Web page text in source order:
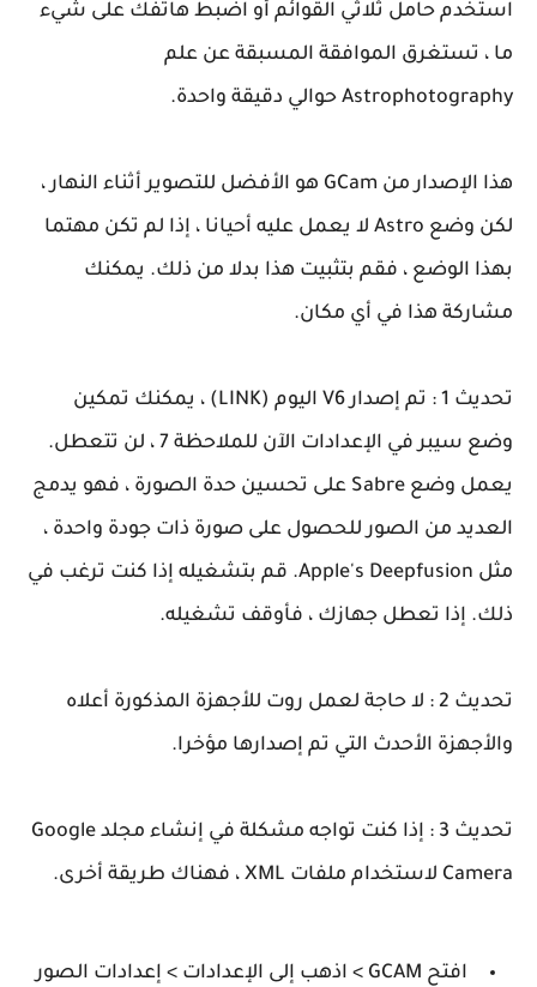
استخدم حامل ثلاثي القوائم أو اضبط هاتفك على شيء
ما ، تستغرق الموافقة المسبقة عن علم
Astrophotography حوالي دقيقة واحدة.
هذا الإصدار من GCam هو الأفضل للتصوير أثناء النهار ،
لكن وضع Astro لا يعمل عليه أحيانا ، إذا لم تكن مهتما
بهذا الوضع ، فقم بتثبيت هذا بدلا من ذلك. يمكنك
مشاركة هذا في أي مكان.
تحديث
تم إصدار V6 اليوم (LINK) ، يمكنك تمكين
وضع سيبر في الإعدادات الآن للملاحظة 7 ، لن تتعطل.
يعمل وضع Sabre على تحسين حدة الصورة ، فهو يدمج
العديد من الصور للحصول على صورة ذات جودة واحدة ،
مثل Apple's Deepfusion. قم بتشغيله إذا كنت ترغب في
ذلك. إذا تعطل جهازك ، فأوقف تشغيله.
تحديث 2 :
لا حاجة لعمل روت للأجهزة المذكورة أعلاه
والأجهزة الأحدث التي تم إصدارها مؤخرا.
تحديث 3 :
إذا كنت تواجه مشكلة في إنشاء مجلد Google
Camera لاستخدام ملفات XML ، فهناك طريقة أخرى.
افتح GCAM > اذهب إلى الإعدادات > إعدادات الصور